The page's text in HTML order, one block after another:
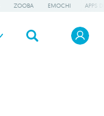
ZOOBA EMOCHI APPS